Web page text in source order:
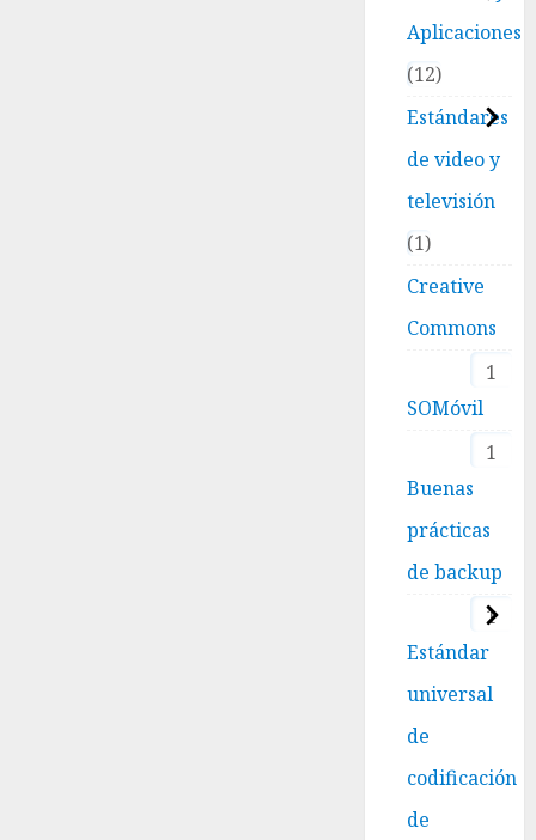
Aplicaciones
12
Estándares
de video y
televisión
1
Creative
Commons
1
SOMóvil
1
Buenas
prácticas
de backup
1
Estándar
universal
de
codificación
de